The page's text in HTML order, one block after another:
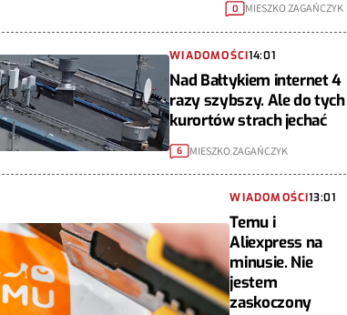
0 MIESZKO ZAGAŃCZYK
WIADOMOŚCI14:01
Nad Bałtykiem internet 4
razy szybszy. Ale do tych
kurortów strach jechać
6 MIESZKO ZAGAŃCZYK
WIADOMOŚCI13:01
Temu i
Aliexpress na
minusie. Nie
jestem
zaskoczony